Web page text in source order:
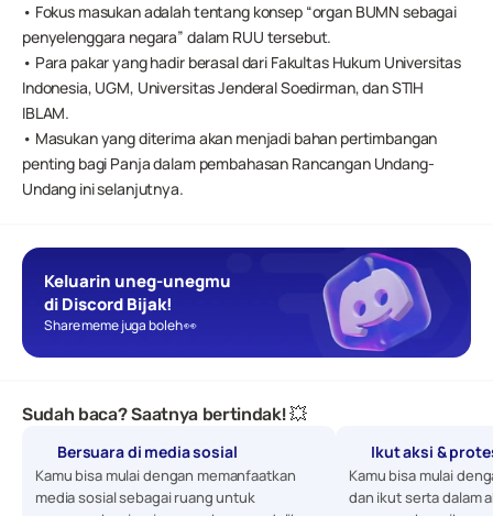
• Fokus masukan adalah tentang konsep “organ BUMN sebagai
penyelenggara negara” dalam RUU tersebut.
• Para pakar yang hadir berasal dari Fakultas Hukum Universitas
Indonesia, UGM, Universitas Jenderal Soedirman, dan STIH
IBLAM.
• Masukan yang diterima akan menjadi bahan pertimbangan
penting bagi Panja dalam pembahasan Rancangan Undang-
Undang ini selanjutnya.
Keluarin uneg-unegmu
di Discord Bijak!
Share meme juga boleh 👀
Sudah baca? Saatnya bertindak! 💥
Bersuara di media sosial
Kamu bisa mulai dengan memanfaatkan
media sosial sebagai ruang untuk
Ikut aksi &
Kamu bisa mulai
dan ikut serta dalam